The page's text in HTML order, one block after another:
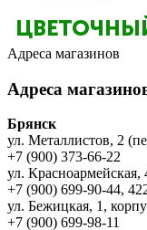
Адреса магазинов
Адреса
Брянск
ул. Металлистов, 2
+7 (900) 373-66-22
ул. Красноармейская,
+7 (900) 699-90-44,
ул. Бежицкая, 1,
+7 (900) 699-98-11